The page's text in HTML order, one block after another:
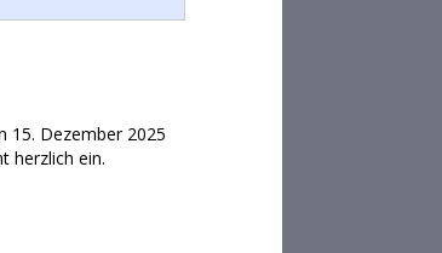
15. Dezember 2025
herzlich ein.